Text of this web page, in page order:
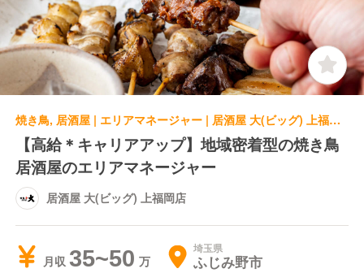
焼き鳥, 居酒屋 | エリアマネージャー | 居酒屋 大(ビッグ) 上福岡店
【高給＊キャリアアップ】地域密着型の焼き鳥
居酒屋のエリアマネージャー
居酒屋 大(ビッグ) 上福岡店
月収 35~50 埼玉県
ふじみ野市